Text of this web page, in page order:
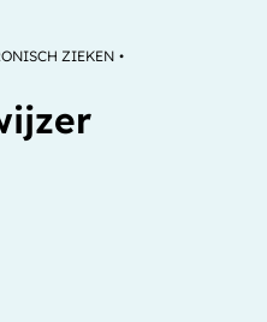
ZIEKEN